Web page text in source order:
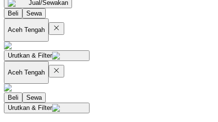
Jual/Sewakan
Beli
Sewa
Aceh Tengah
Urutkan & Filter
Aceh Tengah
Beli
Sewa
Urutkan & Filter